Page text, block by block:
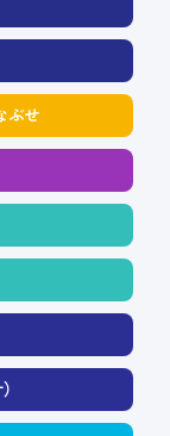
ぶせ